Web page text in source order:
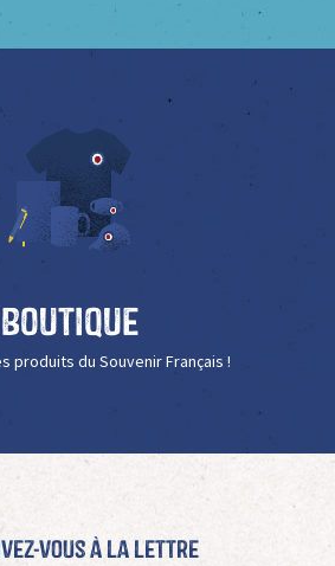
Boutique
produits du Souvenir Français !
vous à La Lettre